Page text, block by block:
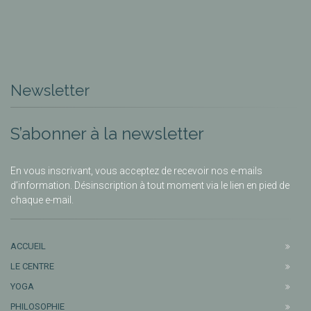
Newsletter
S’abonner à la newsletter
En vous inscrivant, vous acceptez de recevoir nos e-mails
d’information. Désinscription à tout moment via le lien en pied de
chaque e-mail.
ACCUEIL
LE CENTRE
YOGA
PHILOSOPHIE